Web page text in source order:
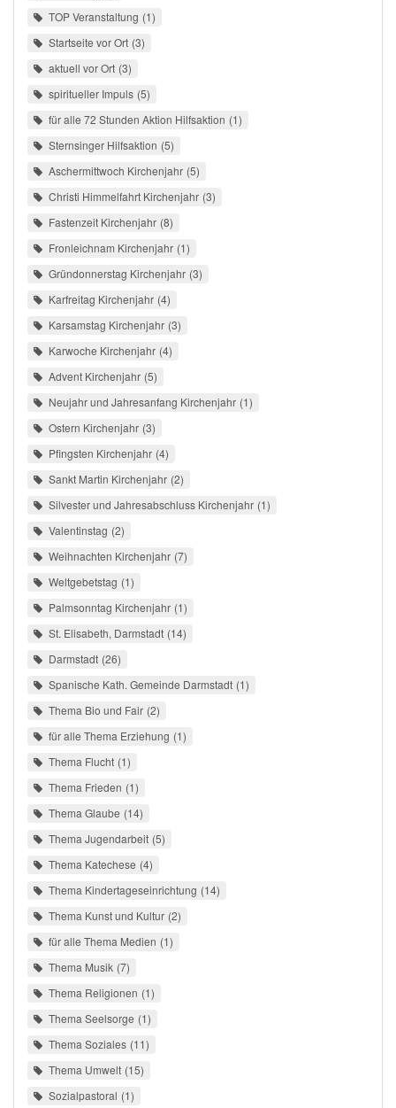
TOP Veranstaltung 1
Startseite vor Ort 3
aktuell vor Ort 3
spiritueller Impuls 5
für alle 72 Stunden Aktion Hilfsaktion 1
Sternsinger Hilfsaktion 5
Aschermittwoch Kirchenjahr 5
Christi Himmelfahrt Kirchenjahr 3
Fastenzeit Kirchenjahr 8
Fronleichnam Kirchenjahr 1
Gründonnerstag Kirchenjahr 3
Karfreitag Kirchenjahr 4
Karsamstag Kirchenjahr 3
Karwoche Kirchenjahr 4
Advent Kirchenjahr 5
Neujahr und Jahresanfang Kirchenjahr 1
Ostern Kirchenjahr 3
Pfingsten Kirchenjahr 4
Sankt Martin Kirchenjahr 2
Silvester und Jahresabschluss Kirchenjahr 1
Valentinstag 2
Weihnachten Kirchenjahr 7
Weltgebetstag 1
Palmsonntag Kirchenjahr 1
St. Elisabeth, Darmstadt 14
Darmstadt 26
Spanische Kath. Gemeinde Darmstadt 1
Thema Bio und Fair 2
für alle Thema Erziehung 1
Thema Flucht 1
Thema Frieden 1
Thema Glaube 14
Thema Jugendarbeit 5
Thema Katechese 4
Thema Kindertageseinrichtung 14
Thema Kunst und Kultur 2
für alle Thema Medien 1
Thema Musik 7
Thema Religionen 1
Thema Seelsorge 1
Thema Soziales 11
Thema Umwelt 15
Sozialpastoral 1